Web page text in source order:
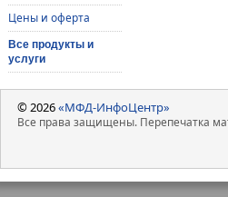
Цены и оферта
Все продукты и
услуги
© 2026«МФД-ИнфоЦентр»
Все права защищены. Перепечатка